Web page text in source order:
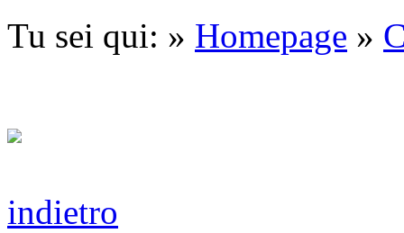
Tu sei qui: » Homepage »
indietro